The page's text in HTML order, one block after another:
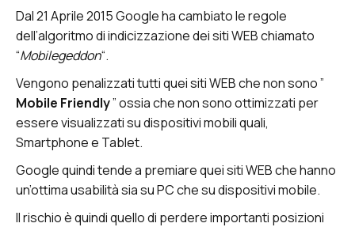
Dal 21 Aprile 2015 Google ha cambiato le regole
dell’algoritmo di indicizzazione dei siti WEB chiamato
“Mobilegeddon“.
Vengono penalizzati tutti quei siti WEB che non sono ”
Mobile Friendly” ossia che non sono ottimizzati per
essere visualizzati su dispositivi mobili quali,
Smartphone e Tablet.
Google quindi tende a premiare quei siti WEB che hanno
un’ottima usabilità sia su PC che su dispositivi mobile.
Il rischio è quindi quello di perdere importanti posizioni